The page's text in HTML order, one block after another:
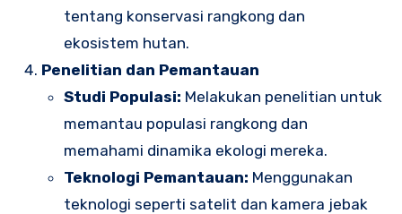
tentang konservasi rangkong dan
ekosistem hutan.
Penelitian dan Pemantauan
Studi Populasi: Melakukan penelitian untuk
memantau populasi rangkong dan
memahami dinamika ekologi mereka.
Teknologi Pemantauan: Menggunakan
teknologi seperti satelit dan kamera jebak